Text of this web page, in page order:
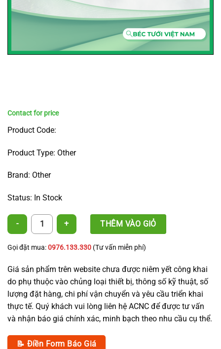
Product Code:
Product Type: Other
Brand: Other
Status: In Stock
AUTO-DRAFT quantity THÊM VÀO GIỎ
Gọi đặt mua:0976.133.330 (Tư vấn miễn phí)
Giá sản phẩm trên website chưa được niêm yết công khai
do phụ thuộc vào chủng loại thiết bị, thông số kỹ thuật, số
lượng đặt hàng, chi phí vận chuyển và yêu cầu triển khai
thực tế. Quý khách vui lòng liên hệ ACNC để được tư vấn
và nhận báo giá chính xác, minh bạch theo nhu cầu cụ thể.
📝 Điền Form Báo Giá